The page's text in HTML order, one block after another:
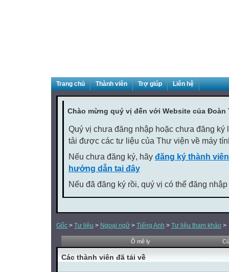
Trang chủ Thành viên Trợ giúp Liên hệ
Chào mừng quý vị đến với Website của Đoàn
Quý vị chưa đăng nhập hoặc chưa đăng ký
tải được các tư liệu của Thư viện về máy
Nếu chưa đăng ký, hãy đăng ký thành
hướng dẫn tại đây
Nếu đã đăng ký rồi, quý vị có thể đăng
Gốc > Tư liệu > Ngoại ngữ > Tiếng Anh > Tư liệu tham khảo >
Ô mê ly
Các thành viên đã tải về